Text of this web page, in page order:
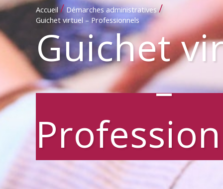
Accueil / Démarches administratives /
Guichet virtuel – Professionnels
Guichet
–